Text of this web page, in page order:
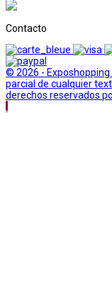
Contacto
© 2026 -
parcial de cualquier
derechos reservados